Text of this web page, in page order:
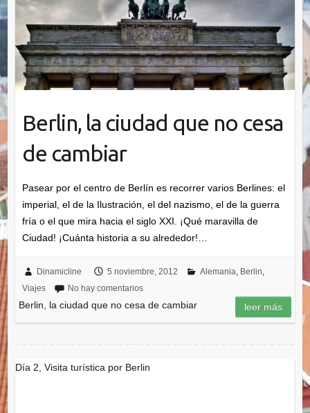
Berlin, la ciudad que no cesa
de cambiar
Pasear por el centro de Berlín es recorrer varios Berlines: el
imperial, el de la Ilustración, el del nazismo, el de la guerra
fría o el que mira hacia el siglo XXI. ¡Qué maravilla de
Ciudad! ¡Cuánta historia a su alrededor!…
Dinamicline 5 noviembre, 2012 Alemania Berlin
Viajes
No hay comentarios
Berlin, la ciudad que no cesa de cambiar leer más
Día 2, Visita turística por Berlin